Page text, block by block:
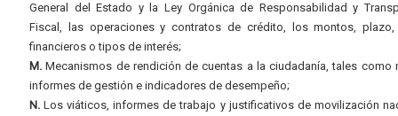
General del Estado y la Ley Orgánica de Responsabilidad y
Fiscal, las operaciones y contratos de crédito, los montos,
financieros o tipos de interés;
M. Mecanismos de rendición de cuentas a la ciudadanía, tales como
informes de gestión e indicadores de desempeño;
N. Los viáticos, informes de trabajo y justificativos de movilización